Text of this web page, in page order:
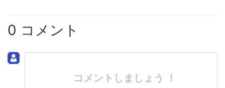
0 コメント
コメントしましょう ！